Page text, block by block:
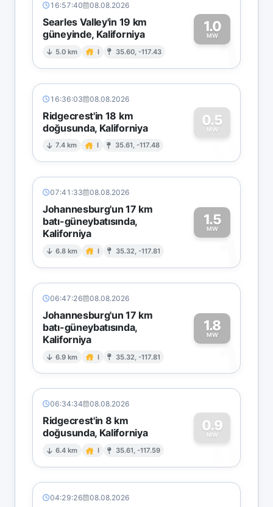
16:57:40 08.08.2026
Searles Valley'in 19 km
güneyinde, Kaliforniya
5.0 km I 35.60, -117.43
1.0
MW1
16:36:03 08.08.2026
Ridgecrest'in 18 km
doğusunda, Kaliforniya
7.4 km I 35.61, -117.48
0.5
MW
0
07:41:33 08.08.2026
Johannesburg'un 17 km
batı-güneybatısında,
Kaliforniya
6.8 km I 35.32, -117.81
1.5
MW
1
06:47:26 08.08.2026
Johannesburg'un 17 km
batı-güneybatısında,
Kaliforniya
6.9 km I 35.32, -117.81
1.8
MW
1
06:34:34 08.08.2026
Ridgecrest'in 8 km
doğusunda, Kaliforniya
6.4 km I 35.61, -117.59
0.9
MW
0
04:29:26 08.08.2026